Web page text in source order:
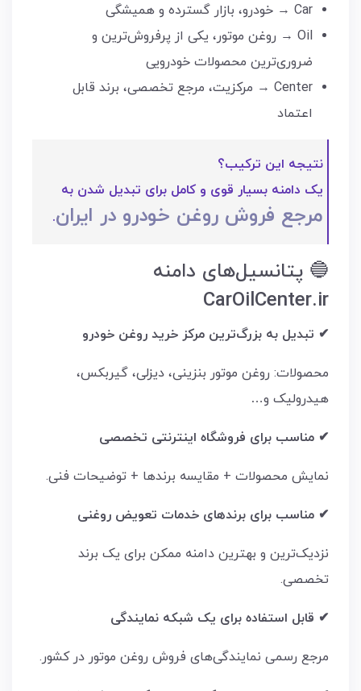
Car → خودرو، بازار گسترده و همیشگی
Oil → روغن موتور، یکی از پرفروش‌ترین و
ضروری‌ترین محصولات خودرویی
Center → مرکزیت، مرجع تخصصی، برند قابل
اعتماد
نتیجه این ترکیب؟
یک دامنه بسیار قوی و کامل برای تبدیل شدن به
مرجع فروش روغن خودرو در ایران.
🔵 پتانسیل‌های دامنه
CarOilCenter.ir
✔ تبدیل به بزرگ‌ترین مرکز خرید روغن خودرو
محصولات: روغن موتور بنزینی، دیزلی، گیربکس،
هیدرولیک و…
✔ مناسب برای فروشگاه اینترنتی تخصصی
نمایش محصولات + مقایسه برندها + توضیحات فنی.
✔ مناسب برای برندهای خدمات تعویض روغنی
نزدیک‌ترین و بهترین دامنه ممکن برای یک برند
تخصصی.
✔ قابل استفاده برای یک شبکه نمایندگی
مرجع رسمی نمایندگی‌های فروش روغن موتور در کشور.